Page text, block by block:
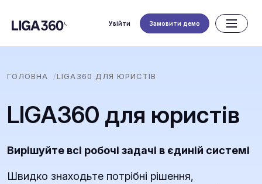
Увійти Замовити демо
ГОЛОВНА LIGA360 ДЛЯ ЮРИСТІВ
LIGA360 для юристів
Вирішуйте всі робочі задачі в єдиній системі
Швидко знаходьте потрібні рішення,